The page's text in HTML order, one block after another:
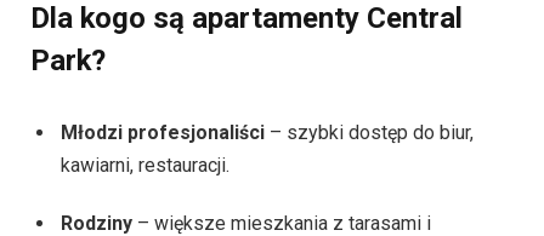
Dla kogo są apartamenty Central
Park?
Młodzi profesjonaliści – szybki dostęp do biur,
kawiarni, restauracji.
Rodziny – większe mieszkania z tarasami i